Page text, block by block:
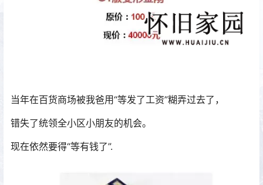
当年在百货商场被我爸用“等发了工资”糊弄过去了，
错失了统领全小区小朋友的机会。
现在依然要得“等有钱了”.